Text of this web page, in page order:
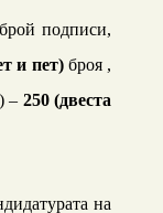
подписи,
и пет)броя ,
– 250 (двеста
на